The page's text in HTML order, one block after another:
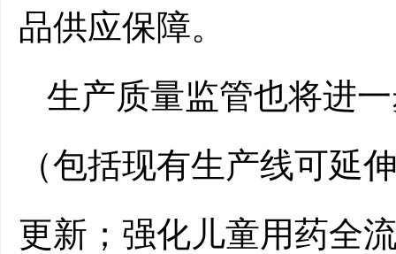
品供应保障。
生产质量监管也将进
（包括现有生产线可延
更新；强化儿童用药全